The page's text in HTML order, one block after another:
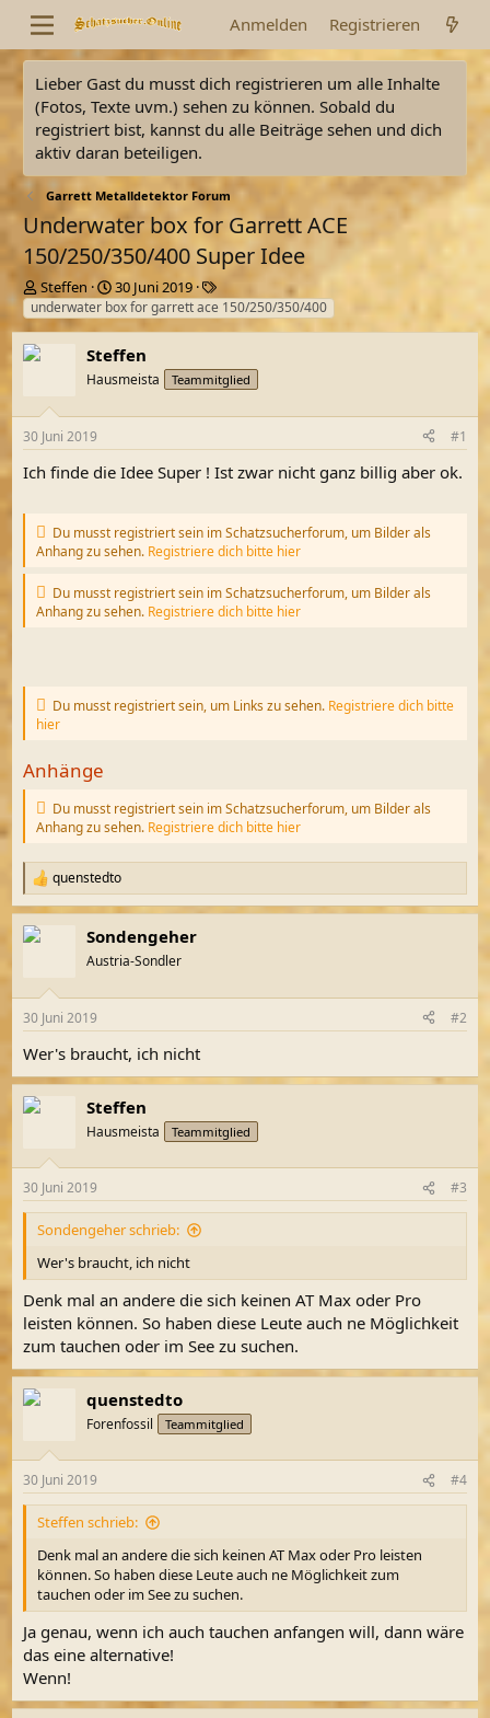
Anmelden Registrieren
Lieber Gast du musst dich registrieren um alle Inhalte
(Fotos, Texte uvm.) sehen zu können. Sobald du
registriert bist, kannst du alle Beiträge sehen und dich
aktiv daran beteiligen.
Garrett Metalldetektor Forum
Underwater box for Garrett ACE
150/250/350/400 Super Idee
E
r
s
t
e
e
r
Steffen
E
r
s
t
e
l
t
m
30 Juni 2019
S
c
h
a
g
o
t
e
underwater box for garrett ace 150/250/350/400
Steffen
Hausmeista Teammitglied
30 Juni 2019 #1
Ich finde die Idee Super ! Ist zwar nicht ganz billig aber ok.
Du musst registriert sein im Schatzsucherforum, um Bilder als
Anhang zu sehen. Registriere dich bitte hier
Du musst registriert sein im Schatzsucherforum, um Bilder als
Anhang zu sehen. Registriere dich bitte hier
Du musst registriert sein, um Links zu sehen. Registriere dich bitte
hier
Anhänge
Du musst registriert sein im Schatzsucherforum, um Bilder als
Anhang zu sehen. Registriere dich bitte hier
R
e
a
k
e
:
quenstedto
Sondengeher
Austria-Sondler
30 Juni 2019 #2
Wer's braucht, ich nicht
Steffen
Hausmeista Teammitglied
30 Juni 2019 #3
Sondengeher schrieb:
Wer's braucht, ich nicht
Denk mal an andere die sich keinen AT Max oder Pro
leisten können. So haben diese Leute auch ne Möglichkeit
zum tauchen oder im See zu suchen.
quenstedto
Forenfossil Teammitglied
30 Juni 2019 #4
Steffen schrieb:
Denk mal an andere die sich keinen AT Max oder Pro leisten
können. So haben diese Leute auch ne Möglichkeit zum
tauchen oder im See zu suchen.
Ja genau, wenn ich auch tauchen anfangen will, dann wäre
das eine alternative!
Wenn!